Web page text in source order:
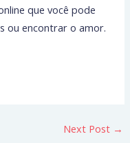
que você pode
ou encontrar o amor.
Next Post →